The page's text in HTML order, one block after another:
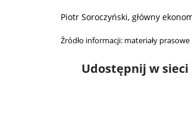
Piotr Soroczyński, główny
Źródło informacji: materiały prasowe
Udostępnij w sieci